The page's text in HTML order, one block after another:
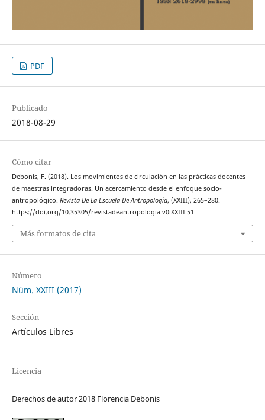
PDF
Publicado
2018-08-29
Cómo citar
Debonis, F. (2018). Los movimientos de circulación en las prácticas docentes
de maestras integradoras. Un acercamiento desde el enfoque socio-
antropológico. Revista De La Escuela De Antropología, (XXIII), 265–280.
https://doi.org/10.35305/revistadeantropologia.v0iXXIII.51
Más formatos de cita
Número
Núm. XXIII (2017)
Sección
Artículos Libres
Licencia
Derechos de autor 2018 Florencia Debonis